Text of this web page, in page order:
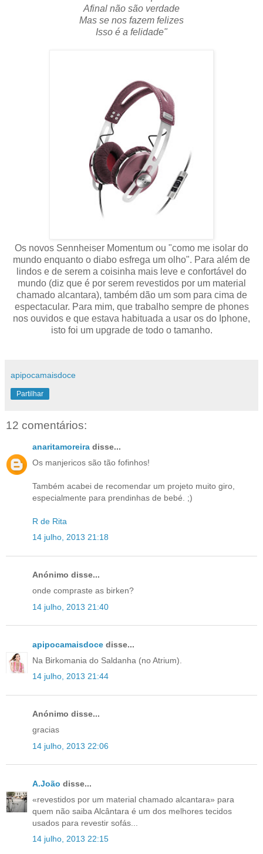
Afinal não são verdade
Mas se nos fazem felizes
Isso é a felidade"
Os novos Sennheiser Momentum ou "como me isolar do
mundo enquanto o diabo esfrega um olho". Para além de
lindos e de serem a coisinha mais leve e confortável do
mundo (diz que é por serem revestidos por um material
chamado alcantara), também dão um som para cima de
espectacular. Para mim, que trabalho sempre de phones
nos ouvidos e que estava habituada a usar os do Iphone,
isto foi um upgrade de todo o tamanho.
apipocamaisdoce
Partilhar
12 comentários:
anaritamoreira disse...
Os manjericos são tão fofinhos!
Também acabei de recomendar um projeto muito giro,
especialmente para prendinhas de bebé. ;)
R de Rita
14 julho, 2013 21:18
Anónimo disse...
onde compraste as birken?
14 julho, 2013 21:40
apipocamaisdoce disse...
Na Birkomania do Saldanha (no Atrium).
14 julho, 2013 21:44
Anónimo disse...
gracias
14 julho, 2013 22:06
A.João disse...
«revestidos por um material chamado alcantara» para
quem não saiba Alcântara é um dos melhores tecidos
usados para revestir sofás...
14 julho, 2013 22:15